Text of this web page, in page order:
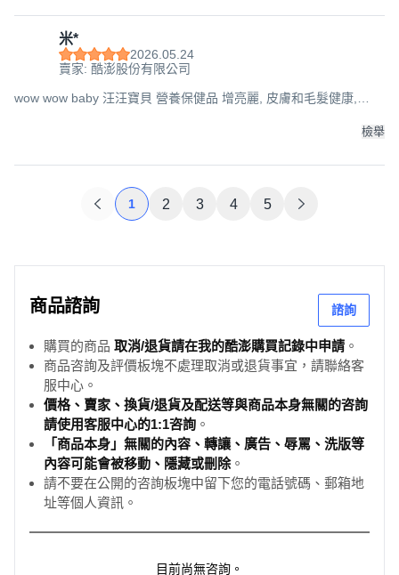
米*
2026.05.24
賣家: 酷澎股份有限公司
wow wow baby 汪汪寶貝 營養保健品 增亮麗, 皮膚和毛髮健康,
檢舉
1 2 3 4 5
商品諮詢 諮詢
購買的商品 取消/退貨請在我的酷澎購買記錄中申請 。
商品咨詢及評價板塊不處理取消或退貨事宜，請聯絡客
服中心。
價格、賣家、換貨/退貨及配送等與商品本身無關的咨詢
請使用客服中心的1:1咨詢 。
「商品本身」無關的內容、轉讓、廣告、辱罵、洗版等
內容可能會被移動、隱藏或刪除。
請不要在公開的咨詢板塊中留下您的電話號碼、郵箱地
址等個人資訊。
目前尚無咨詢。